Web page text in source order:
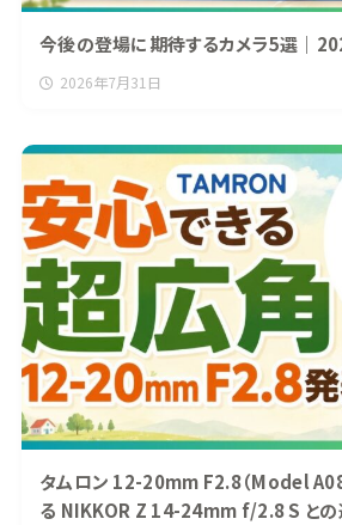
今後の登場に期待するカメラ5選｜
2026年7月31日
タムロン 12-20mm F2.8（Model
る NIKKOR Z 14-24mm f/2.8 S との